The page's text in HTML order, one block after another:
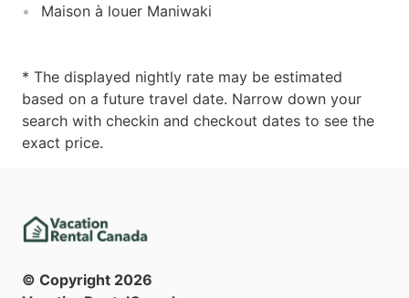
Maison à louer Maniwaki
* The displayed nightly rate may be estimated
based on a future travel date. Narrow down your
search with checkin and checkout dates to see the
exact price.
© Copyright 2026